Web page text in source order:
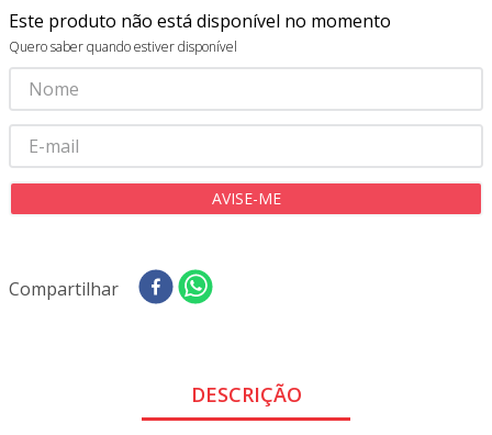
Este produto não está disponível no momento
Quero saber quando estiver disponível
Compartilhar
DESCRIÇÃO
9º
tricoline digital
10º tecidos